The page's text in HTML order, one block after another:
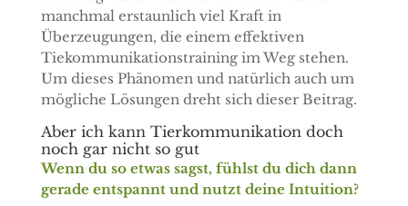
manchmal erstaunlich viel Kraft in
Überzeugungen, die einem effektiven
Tiekommunikationstraining im Weg stehen.
Um dieses Phänomen und natürlich auch um
mögliche Lösungen dreht sich dieser Beitrag.
Aber ich kann Tierkommunikation doch
noch gar nicht so gut
Wenn du so etwas sagst, fühlst du dich dann
gerade entspannt und nutzt deine Intuition?